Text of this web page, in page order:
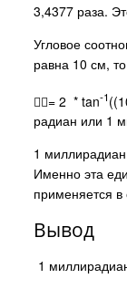
3,4377 раза.
Угловое
равна 10 см,
= 2 * tan-1
радиан или 1
1
Именно эта
применяется в
Вывод
1